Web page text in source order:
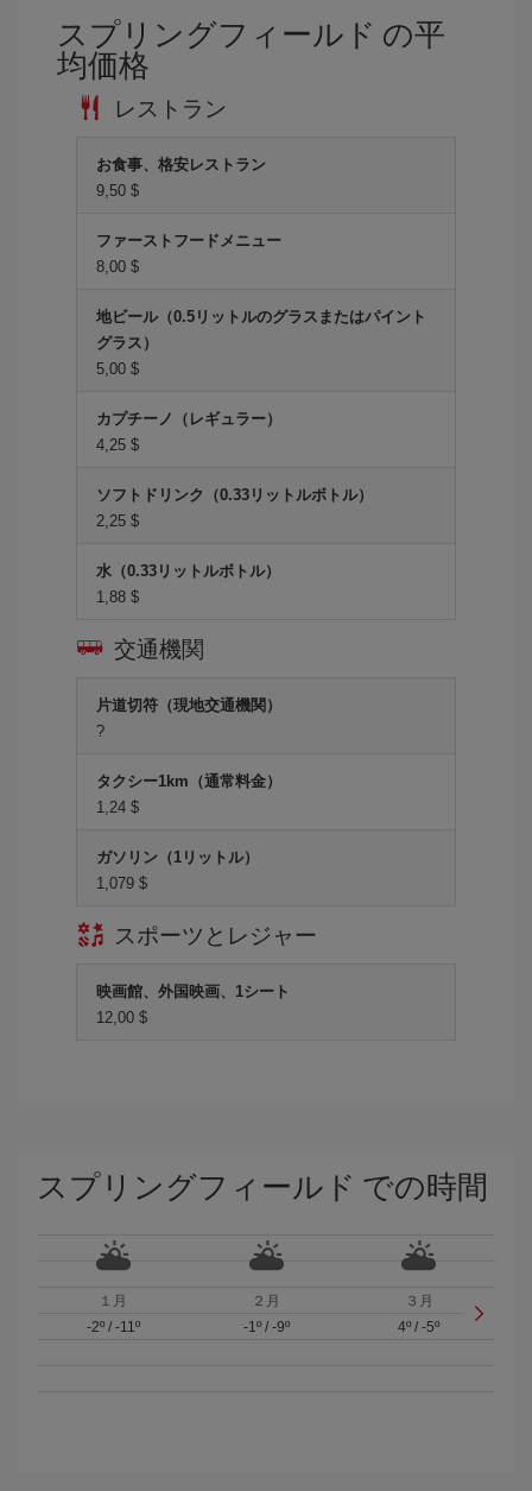
スプリングフィールド の平
均価格
レストラン
お食事、格安レストラン
9,50 $
ファーストフードメニュー
8,00 $
地ビール（0.5リットルのグラスまたはパイント
グラス）
5,00 $
カプチーノ（レギュラー）
4,25 $
ソフトドリンク（0.33リットルボトル）
2,25 $
水（0.33リットルボトル）
1,88 $
交通機関
片道切符（現地交通機関）
?
タクシー1km（通常料金）
1,24 $
ガソリン（1リットル）
1,079 $
スポーツとレジャー
映画館、外国映画、1シート
12,00 $
スプリングフィールド での時間
１月
-2º/ -11º
２月
-1º/ -9º
３月
4º /-5º